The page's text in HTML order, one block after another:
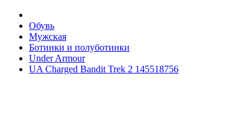
Обувь
Мужская
Ботинки и полуботинки
Under Armour
UA Charged Bandit Trek 2 145518756